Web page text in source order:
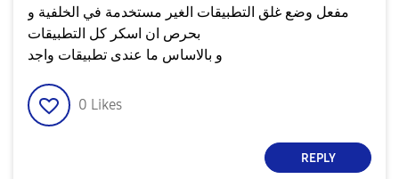
مفعل وضع غلق التطبيقات الغير مستخدمة في الخلفية و
بحرص ان اسكر كل التطبيقات
و بالاساس ما عندى تطبيقات واجد
0 Likes
REPLY